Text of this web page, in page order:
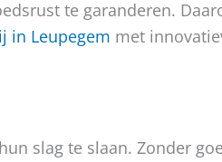
te garanderen.
in Leupegem met
slag te slaan. Zonder